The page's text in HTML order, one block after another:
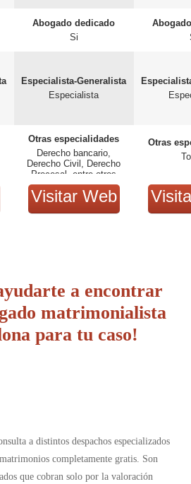
Abogado dedicado
Si
Especialista-Generalista
Especialista
Otras especialidades
Derecho bancario,
Derecho Civil, Derecho
Procesal, entre otros
Visitar Web
Otras
a encontrar
matrimonialista
para tu caso!
a distintos despachos especializados
completamente gratis. Son
que cobran solo por la valoración